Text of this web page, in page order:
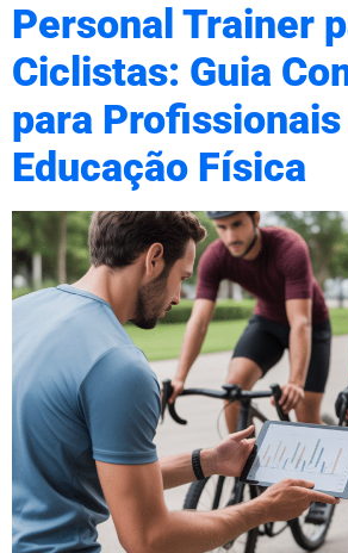
Personal Trainer
Ciclistas: Guia
para Profissionais
Educação Física